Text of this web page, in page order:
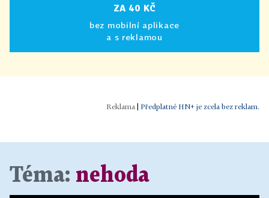
ZA 40 KČ
bez mobilní aplikace
a s reklamou
Předplatné HN+ je zcela bez reklam.
Téma: nehoda